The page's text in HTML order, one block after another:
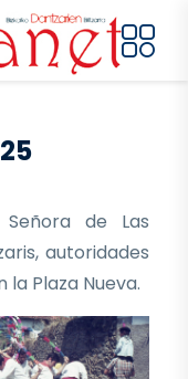
de Las
autoridades
Plaza Nueva.